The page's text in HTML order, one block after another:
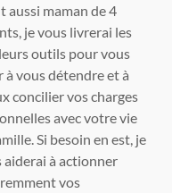
aussi maman de 4
je vous livrerai les
outils pour vous
à vous détendre et à
concilier vos charges
avec votre vie
Si besoin en est, je
aiderai à actionner
vos